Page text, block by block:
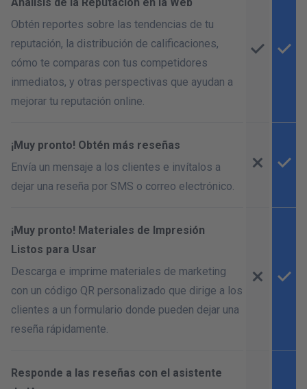
Obtén reportes sobre las tendencias de tu
reputación, la distribución de calificaciones,
cómo te comparas con tus competidores
inmediatos, y otras perspectivas que ayudan a
mejorar tu reputación online.
¡Muy pronto! Obtén más reseñas
Envía un mensaje a los clientes e invítalos a
dejar una reseña por SMS o correo electrónico.
¡Muy pronto! Materiales de Impresión
Listos para Usar
Descarga e imprime materiales de marketing
con un código QR personalizado que dirige a los
clientes a un formulario donde pueden dejar una
reseña rápidamente.
Responde a las reseñas con el asistente